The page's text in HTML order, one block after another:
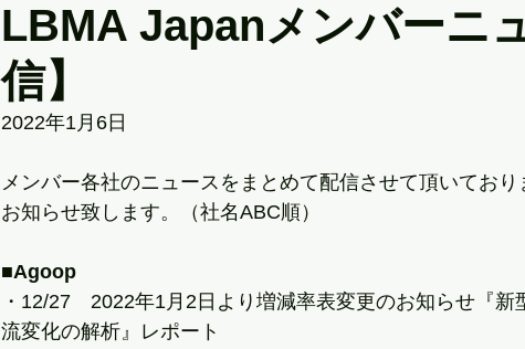
LBMA Japanメンバーニ
信】
2022年1月6日
メンバー各社のニュースをまとめて配信させて頂いてお
お知らせ致します。（社名ABC順）
■Agoop
・12/27　2022年1月2日より増減率表変更のお知らせ『
流変化の解析』レポート